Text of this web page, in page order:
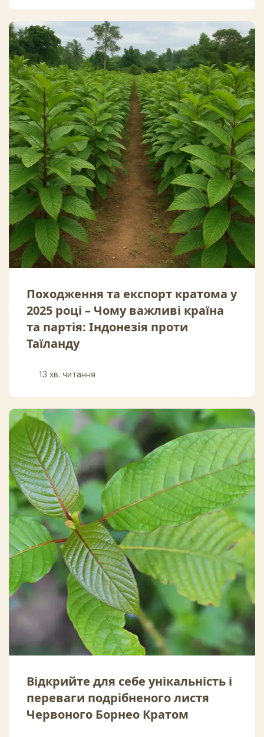
Походження та експорт кратома у
2025 році – Чому важливі країна
та партія: Індонезія проти
Таїланду
13 хв. читання
Відкрийте для себе унікальність і
переваги подрібненого листя
Червоного Борнео Кратом